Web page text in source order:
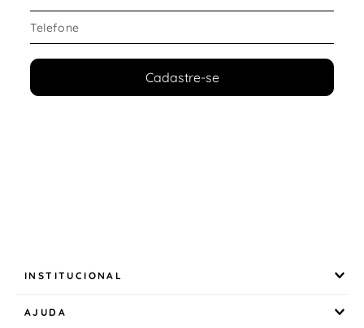
Cadastre-se
INSTITUCIONAL
AJUDA